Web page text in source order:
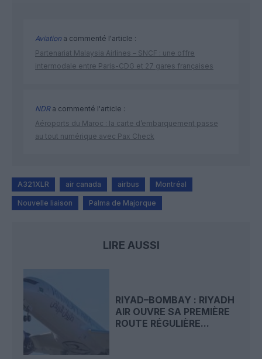
Aviation a commenté l'article :
Partenariat Malaysia Airlines – SNCF : une offre
intermodale entre Paris-CDG et 27 gares françaises
NDRa commenté l'article :
Aéroports du Maroc : la carte d’embarquement passe
au tout numérique avec Pax Check
A321XLR air canada airbus Montréal
Nouvelle liaison Palma de Majorque
LIRE AUSSI
RIYAD–BOMBAY : RIYADH
AIR OUVRE SA PREMIÈRE
ROUTE RÉGULIÈRE...